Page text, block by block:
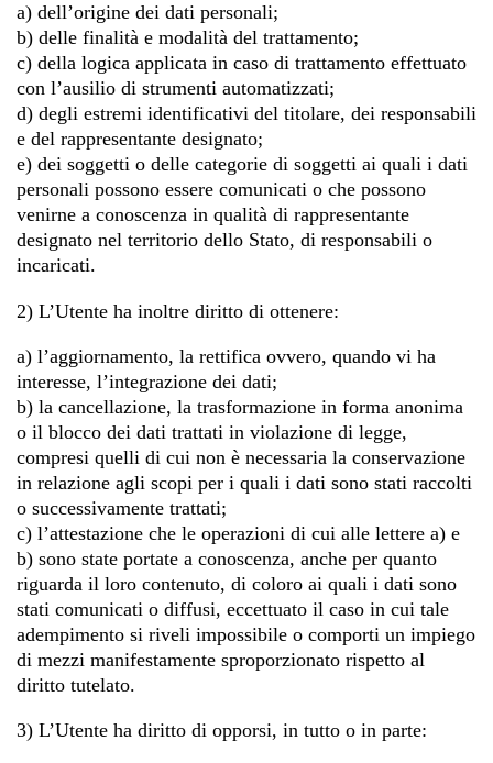
a) dell’origine dei dati personali;
b) delle finalità e modalità del trattamento;
c) della logica applicata in caso di trattamento effettuato
con l’ausilio di strumenti automatizzati;
d) degli estremi identificativi del titolare, dei responsabili
e del rappresentante designato;
e) dei soggetti o delle categorie di soggetti ai quali i dati
personali possono essere comunicati o che possono
venirne a conoscenza in qualità di rappresentante
designato nel territorio dello Stato, di responsabili o
incaricati.
2) L’Utente ha inoltre diritto di ottenere:
a) l’aggiornamento, la rettifica ovvero, quando vi ha
interesse, l’integrazione dei dati;
b) la cancellazione, la trasformazione in forma anonima
o il blocco dei dati trattati in violazione di legge,
compresi quelli di cui non è necessaria la conservazione
in relazione agli scopi per i quali i dati sono stati raccolti
o successivamente trattati;
c) l’attestazione che le operazioni di cui alle lettere a) e
b) sono state portate a conoscenza, anche per quanto
riguarda il loro contenuto, di coloro ai quali i dati sono
stati comunicati o diffusi, eccettuato il caso in cui tale
adempimento si riveli impossibile o comporti un impiego
di mezzi manifestamente sproporzionato rispetto al
diritto tutelato.
3) L’Utente ha diritto di opporsi, in tutto o in parte: